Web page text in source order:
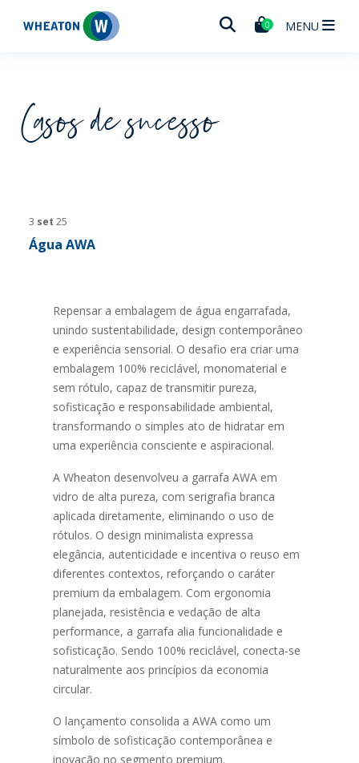
Wheaton 0 MENU
Casos de sucesso
3 set 25
Água AWA
Repensar a embalagem de água engarrafada,
unindo sustentabilidade, design contemporâneo
e experiência sensorial. O desafio era criar uma
embalagem 100% reciclável, monomaterial e
sem rótulo, capaz de transmitir pureza,
sofisticação e responsabilidade ambiental,
transformando o simples ato de hidratar em
uma experiência consciente e aspiracional.
A Wheaton desenvolveu a garrafa AWA em
vidro de alta pureza, com serigrafia branca
aplicada diretamente, eliminando o uso de
rótulos. O design minimalista expressa
elegância, autenticidade e incentiva o reuso em
diferentes contextos, reforçando o caráter
premium da embalagem. Com ergonomia
planejada, resistência e vedação de alta
performance, a garrafa alia funcionalidade e
sofisticação. Sendo 100% reciclável, conecta-se
naturalmente aos princípios da economia
circular.
O lançamento consolida a AWA como um
símbolo de sofisticação contemporânea e
inovação no segmento premium.